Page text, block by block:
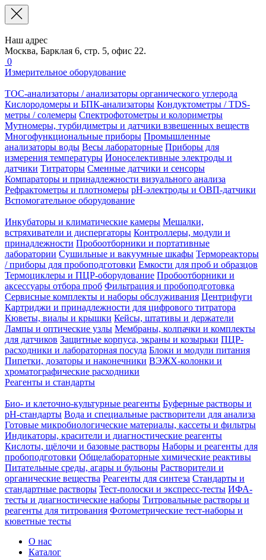
Наш адрес
Москва, Барклая 6, стр. 5, офис 22.
0
Измерительное оборудование
TOC-анализаторы / анализаторы органического углерода
Кислородомеры и БПК-анализаторы Кондуктометры / TDS-
метры / солемеры Спектрофотометры и колориметры
Мутномеры, турбидиметры и датчики взвешенных веществ
Многофункциональные приборы Промышленные
анализаторы воды Весы лабораторные Приборы для
измерения температуры Ионоселективные электроды и
датчики Титраторы Сменные датчики и сенсоры
Компараторы и принадлежности визуального анализа
Рефрактометры и плотномеры pH-электроды и ОВП-датчики
Вспомогательное оборудование
Инкубаторы и климатические камеры Мешалки,
встряхиватели и диспергаторы Контроллеры, модули и
принадлежности Пробоотборники и портативные
лаборатории Сушильные и вакуумные шкафы Термореакторы
/ приборы для пробоподготовки Емкости для проб и образцов
Термоциклеры и ПЦР-оборудование Пробоотборники и
аксессуары отбора проб Фильтрация и пробоподготовка
Сервисные комплекты и наборы обслуживания Центрифуги
Картриджи и принадлежности для цифрового титратора
Кюветы, виалы и крышки Кейсы, штативы и держатели
Лампы и оптические узлы Мембраны, колпачки и комплекты
для датчиков Защитные корпуса, экраны и козырьки ПЦР-
расходники и лабораторная посуда Блоки и модули питания
Пипетки, дозаторы и наконечники ВЭЖХ-колонки и
хроматографические расходники
Реагенты и стандарты
Био- и клеточно-культурные реагенты Буферные растворы и
pH-стандарты Вода и специальные растворители для анализа
Готовые микробиологические материалы, кассеты и фильтры
Индикаторы, красители и диагностические реагенты
Кислоты, щёлочи и базовые растворы Наборы и реагенты для
пробоподготовки Общелабораторные химические реактивы
Питательные среды, агары и бульоны Растворители и
органические вещества Реагенты для синтеза Стандарты и
стандартные растворы Тест-полоски и экспресс-тесты ИФА-
тесты и диагностические наборы Титровальные растворы и
реагенты для титрования Фотометрические тест-наборы и
кюветные тесты
О нас
Каталог